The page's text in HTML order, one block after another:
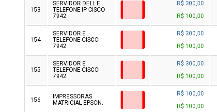
153
SERVIDOR DELL E
TELEFONE IP CISCO
7942
R$ 300,00
R$ 100,00
154
SERVIDOR E
TELEFONE CISCO
7942
R$ 300,00
R$ 100,00
155
SERVIDOR E
TELEFONE CISCO
7942
R$ 300,00
R$ 100,00
156
IMPRESSORAS
MATRICIAL EPSON.
R$ 100,00
R$ 100,00